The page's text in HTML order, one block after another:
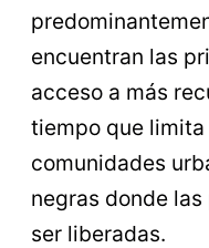
encuentran las
acceso a más
tiempo que
comunidades
negras donde
ser liberadas.